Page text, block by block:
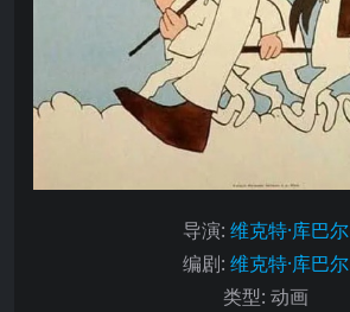
导演: 维克特·库巴尔
编剧: 维克特·库巴尔
类型: 动画